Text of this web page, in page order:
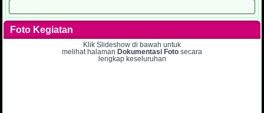
Foto Kegiatan
Klik Slideshow di bawah untuk
melihat halaman Dokumentasi Foto secara
lengkap keseluruhan